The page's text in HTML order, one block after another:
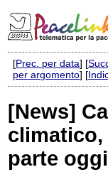
Elenco delle liste
Iscrizione /
Policy delle liste di
[Prec. per data] [
per argomento] [
[News]
climatico,
parte oggi